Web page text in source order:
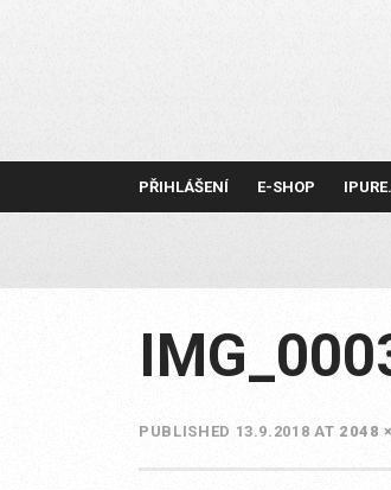
PŘIHLÁŠENÍ E-SHOP
PUBLISHED 13.9.2018 AT 2048